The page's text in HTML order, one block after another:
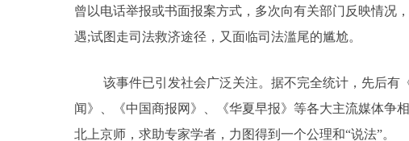
曾以电话举报或书面报案方式，多次向有关部门反映情况
遇;试图走司法救济途径，又面临司法滥尾的尴尬。
该事件已引发社会广泛关注。据不完全统计，先后
闻》、《中国商报网》、《华夏早报》等各大主流媒体争
北上京师，求助专家学者，力图得到一个公理和“说法”。